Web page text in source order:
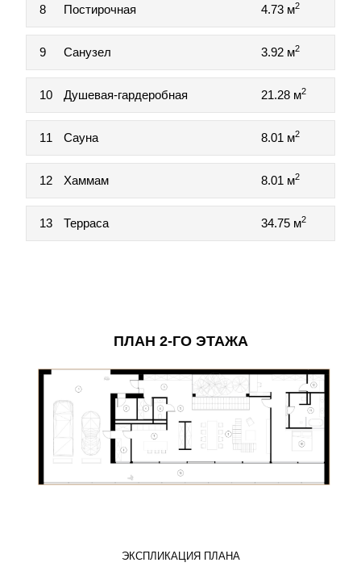
8 Постирочная 4.73 м2
9 Санузел 3.92 м2
10 Душевая-гардеробная 21.28 м2
11 Сауна 8.01 м2
12 Хаммам 8.01 м2
13 Терраса 34.75 м2
ПЛАН 2-ГО ЭТАЖА
ЭКСПЛИКАЦИЯ ПЛАНА